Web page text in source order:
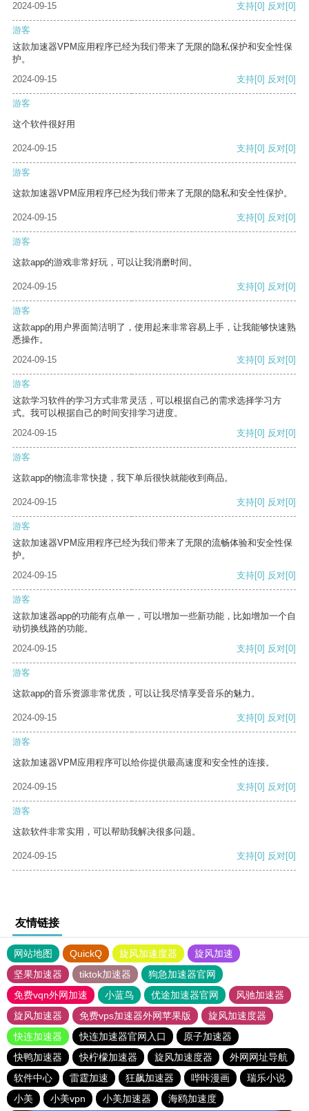
2024-09-15 支持[0] 反对[0]
游客
这款加速器VPM应用程序已经为我们带来了无限的隐私保护和安全性保
护。
2024-09-15
支持[0] 反对[0]
游客
这个软件很好用
2024-09-15 支持[0] 反对[0]
游客
这款加速器VPM应用程序已经为我们带来了无限的隐私和安全性保护。
2024-09-15 支持[0] 反对[0]
游客
这款app的游戏非常好玩，可以让我消磨时间。
2024-09-15 支持[0] 反对[0]
游客
这款app的用户界面简洁明了，使用起来非常容易上手，让我能够快速熟
悉操作。
2024-09-15
支持[0] 反对[0]
游客
这款学习软件的学习方式非常灵活，可以根据自己的需求选择学习方
式。我可以根据自己的时间安排学习进度。
2024-09-15
支持[0] 反对[0]
游客
这款app的物流非常快捷，我下单后很快就能收到商品。
2024-09-15 支持[0] 反对[0]
游客
这款加速器VPM应用程序已经为我们带来了无限的流畅体验和安全性保
护。
2024-09-15
支持[0] 反对[0]
游客
这款加速器app的功能有点单一，可以增加一些新功能，比如增加一个自
动切换线路的功能。
2024-09-15
支持[0] 反对[0]
游客
这款app的音乐资源非常优质，可以让我尽情享受音乐的魅力。
2024-09-15 支持[0] 反对[0]
游客
这款加速器VPM应用程序可以给你提供最高速度和安全性的连接。
2024-09-15 支持[0] 反对[0]
游客
这款软件非常实用，可以帮助我解决很多问题。
2024-09-15 支持[0] 反对[0]
友情链接
网站地图 QuickQ 旋风加速度器
旋风加速
坚果加速器
tiktok加速器
狗急加速器官网
免费vqn外网加速
小蓝鸟 优途加速器官网
风驰加速器
旋风加速器
免费vps加速器外网苹果版
旋风加速度器
快连加速器
快连加速器官网入口
原子加速器
快鸭加速器
快柠檬加速器 旋风加速度器
外网网址导航
软件中心
雷霆加速 狂飙加速器 哔咔漫画
瑞乐小说
小美
小美vpn 小美加速器 海鸥加速度